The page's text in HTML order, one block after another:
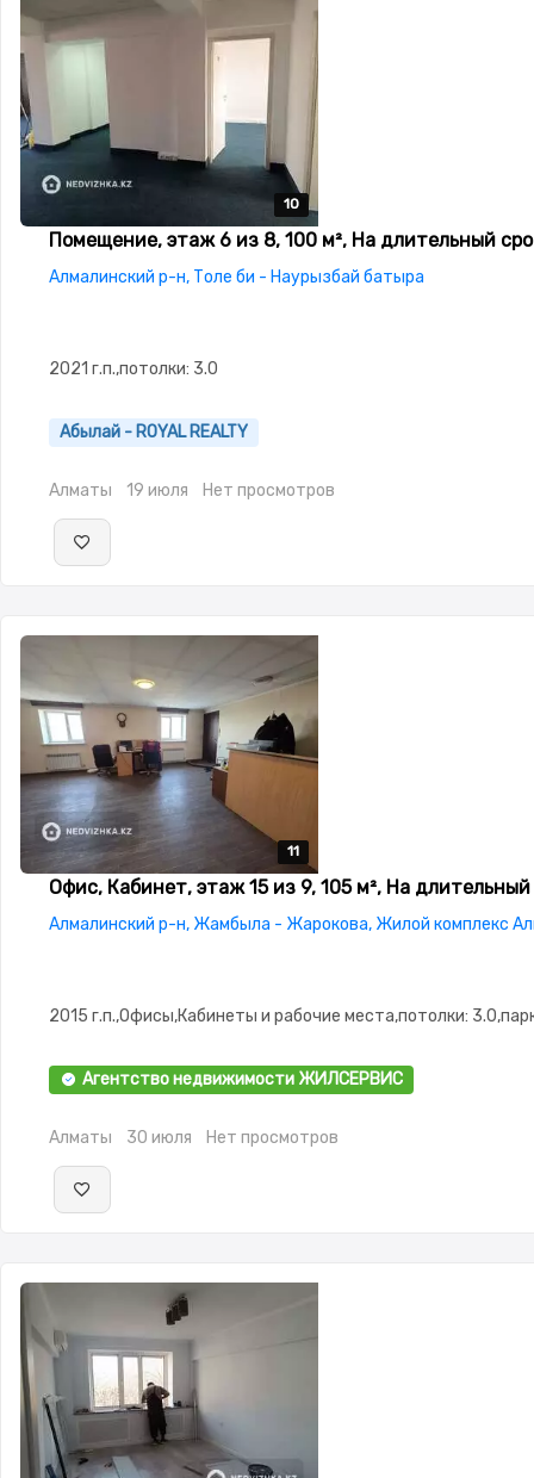
10
10
10
10
10
Помещение, этаж 6 из 8, 100 м², На длительный
Алмалинский р-н, Толе би - Наурызбай батыра
2021 г.п.,потолки: 3.0
Абылай - ROYAL REALTY
Алматы 19 июля Нет просмотров
11
11
11
11
11
Офис, Кабинет, этаж 15 из 9, 105 м², На длительный
Алмалинский р-н, Жамбыла - Жарокова, Жилой комплекс
2015 г.п.,Офисы,Кабинеты и рабочие места,потолки:
Агентство недвижимости ЖИЛСЕРВИС
Алматы 30 июля Нет просмотров